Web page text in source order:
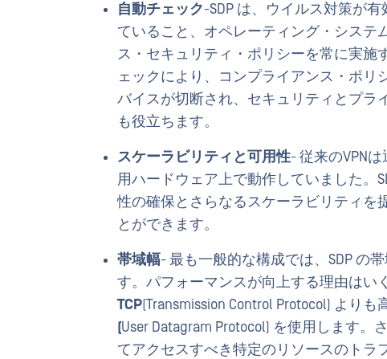
自動チェック-SDP は、ウイルス対策が
ていること、オペレーティング・システ
ス・セキュリティ・ポリシーを常に実施
ェックにより、コンプライアンス・ポ
バイスが切断され、セキュリティとプラ
も役立ちます。
スケーラビリティと可用性- 従来のVPN
用ハードウェア上で動作していました。
性の確保とさらなるスケーラビリティを
とができます。
帯域幅- 最も一般的な構成では、SDP の
す。パフォーマンスが向上する理由はい
TCP(Transmission Control Protocol) より
(User Datagram Protocol) を使用します。
てアクセスすべき特定のリソースのトラ